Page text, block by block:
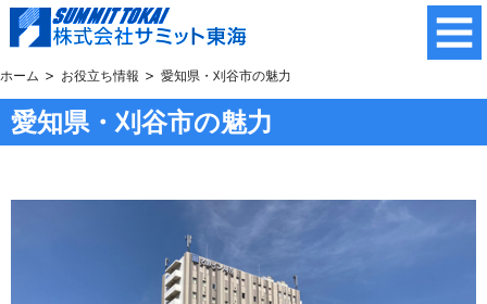
ホーム お役立ち情報 愛知県・刈谷市の魅力
愛知県・刈谷市の魅力